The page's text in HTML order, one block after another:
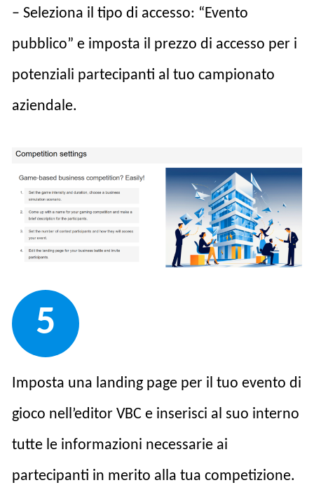
– Seleziona il tipo di accesso: “Evento
pubblico” e imposta il prezzo di accesso per i
potenziali partecipanti al tuo campionato
aziendale.
5
Imposta una landing page per il tuo evento di
gioco nell’editor VBC e inserisci al suo interno
tutte le informazioni necessarie ai
partecipanti in merito alla tua competizione.